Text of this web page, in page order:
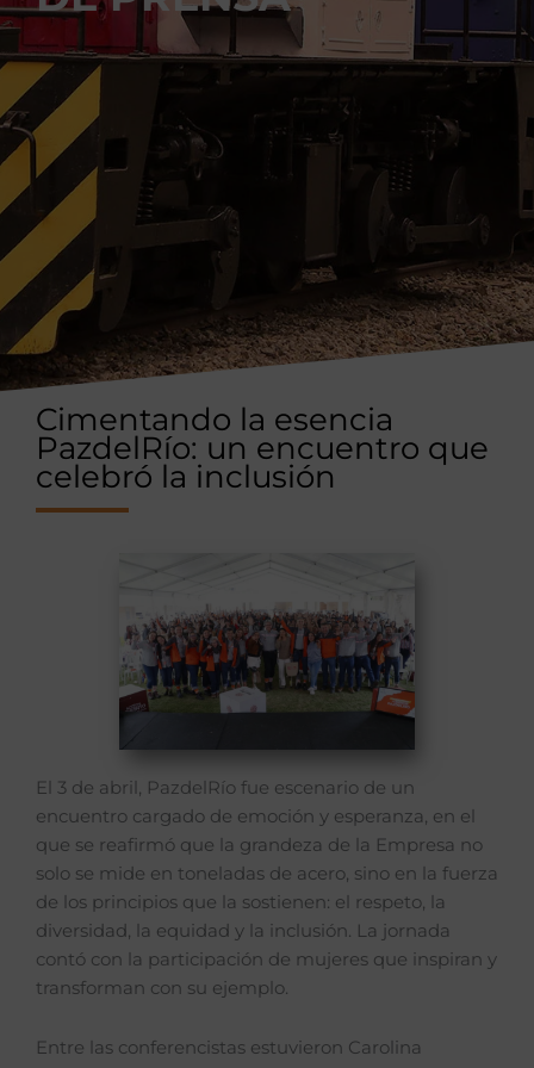
Cimentando la esencia
PazdelRío: un encuentro que
celebró la inclusión
El 3 de abril, PazdelRío fue escenario de un
encuentro cargado de emoción y esperanza, en el
que se reafirmó que la grandeza de la Empresa no
solo se mide en toneladas de acero, sino en la fuerza
de los principios que la sostienen: el respeto, la
diversidad, la equidad y la inclusión. La jornada
contó con la participación de mujeres que inspiran y
transforman con su ejemplo.
Entre las conferencistas estuvieron Carolina